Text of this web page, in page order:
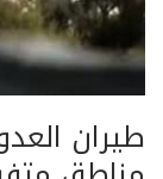
طيران